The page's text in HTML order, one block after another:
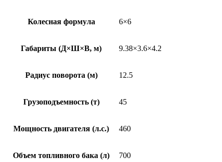
Колесная формула 6×6
Габариты (Д×Ш×В, м) 9.38×3.6×4.2
Радиус поворота (м) 12.5
Грузоподъемность (т) 45
Мощность двигателя (л.с.) 460
Объем топливного бака (л) 700